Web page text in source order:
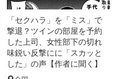
「セクハラ」を「ミス」で
撃退？ツインの部屋を予約
した上司、女性部下の切れ
味鋭い反撃にに「スカッと
した」の声【作者に聞く】